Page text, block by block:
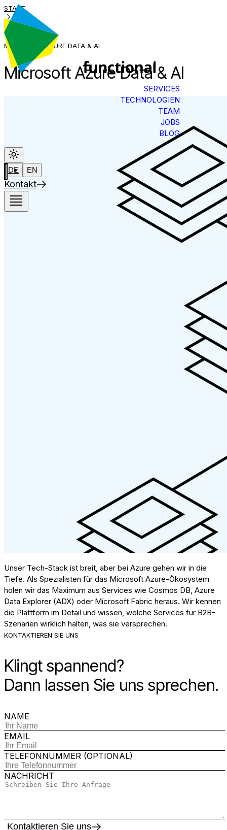
SERVICES
TECHNOLOGIEN
TEAM
JOBS
BLOG
DE EN
Kontakt
START
SERVICES
MICROSOFT AZURE DATA & AI
Microsoft Azure Data & AI
Unser Tech-Stack ist breit, aber bei Azure gehen wir in die
Tiefe. Als Spezialisten für das Microsoft Azure-Ökosystem
holen wir das Maximum aus Services wie Cosmos DB, Azure
Data Explorer (ADX) oder Microsoft Fabric heraus. Wir kennen
die Plattform im Detail und wissen, welche Services für B2B-
Szenarien wirklich halten, was sie versprechen.
KONTAKTIEREN SIE UNS
Klingt spannend?
Dann lassen Sie uns sprechen.
NAME
EMAIL
TELEFONNUMMER (OPTIONAL)
NACHRICHT
Kontaktieren Sie uns